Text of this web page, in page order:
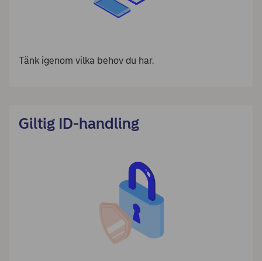
Tänk igenom vilka behov du har.
Giltig ID-handling